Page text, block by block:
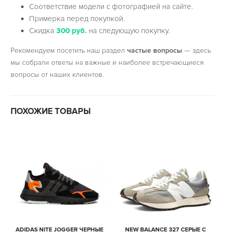
Соответствие модели с фотографией на сайте.
Примерка перед покупкой.
Скидка300 руб. на следующую покупку.
Рекомендуем посетить наш раздел частые вопросы — здесь
мы собрали ответы на важные и наиболее встречающиеся
вопросы от наших клиентов.
ПОХОЖИЕ ТОВАРЫ
ADIDAS NITE JOGGER ЧЕРНЫЕ
NEW BALANCE 327 СЕРЫЕ С